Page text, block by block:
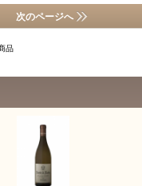
次のページへ
品